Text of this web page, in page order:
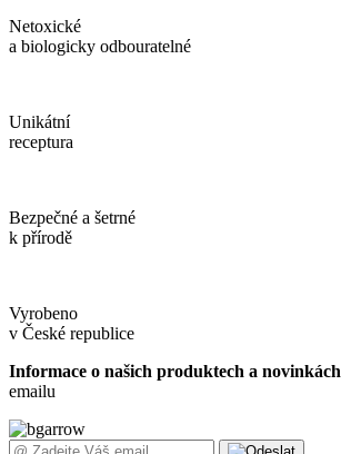
Netoxické
a biologicky odbouratelné
Unikátní
receptura
Bezpečné a šetrné
k přírodě
Vyrobeno
v České republice
Informace o našich produktech a novinkách
emailu